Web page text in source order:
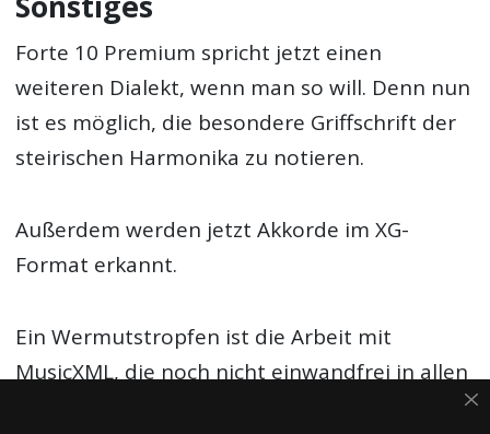
Forte 10 Premium spricht jetzt einen
weiteren Dialekt, wenn man so will. Denn nun
ist es möglich, die besondere Griffschrift der
steirischen Harmonika zu notieren.
Außerdem werden jetzt Akkorde im XG-
Format erkannt.
Ein Wermutstropfen ist die Arbeit mit
MusicXML, die noch nicht einwandfrei in allen
Fällen arbeitet. Exportierte Dateien können in